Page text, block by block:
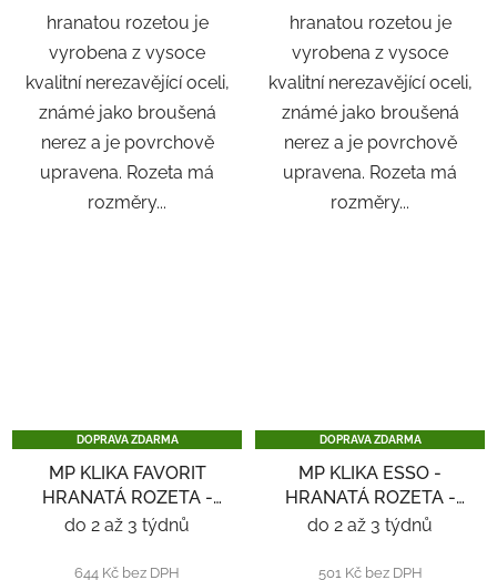
hranatou rozetou je
vyrobena z vysoce
kvalitní nerezavějící oceli,
známé jako broušená
nerez a je povrchově
upravena. Rozeta má
rozměry...
hranatou rozetou je
vyrobena z vysoce
kvalitní nerezavějící oceli,
známé jako broušená
nerez a je povrchově
upravena. Rozeta má
rozměry...
DOPRAVA ZDARMA
MP KLIKA FAVORIT
HRANATÁ ROZETA -
ČERNÁ
do 2 až 3 týdnů
644 Kč bez DPH
DOPRAVA ZDARMA
MP KLIKA ESSO -
HRANATÁ ROZETA -
NEREZ
do 2 až 3 týdnů
501 Kč bez DPH